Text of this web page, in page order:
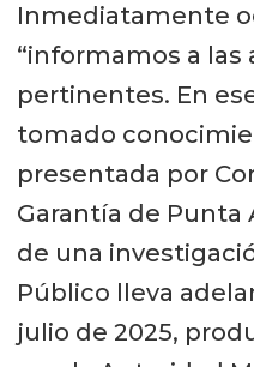
Inmediatamente
“informamos a las
pertinentes. En
tomado
presentada por
Garantía de Punta
de una
Público lleva
julio de 2025,